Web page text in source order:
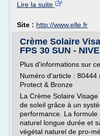
Lire la suite
Site : http://www.elle.fr
Crème Solaire
FPS 30 SUN -
Plus d'informations sur
Numéro d'article :
Protect & Bronze
La Crème Solaire
de soleil grâce à un
performance. La
naturel longue durée et
végétal naturel de pro-